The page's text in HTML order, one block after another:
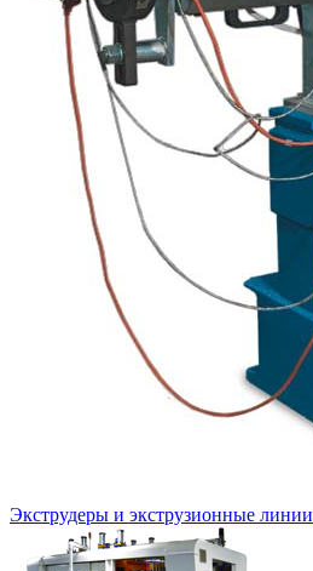
Экструдеры и экструзионные линии